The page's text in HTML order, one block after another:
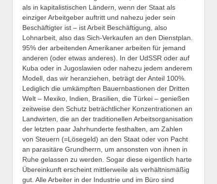
als in kapitalistischen Ländern, wenn der Staat als
einziger Arbeitgeber auftritt und nahezu jeder sein
Beschäftigter ist – ist Arbeit Beschäftigung, also
Lohnarbeit, also das Sich-Verkaufen an den Dienstplan.
95% der arbeitenden Amerikaner arbeiten für jemand
anderen (oder etwas anderes). In der UdSSR oder auf
Kuba oder in Jugoslawien oder nahezu jedem anderem
Modell, das wir heranziehen, beträgt der Anteil 100%.
Lediglich die umkämpften Bauernbastionen der Dritten
Welt – Mexiko, Indien, Brasilien, die Türkei – genießen
zeitweise den Schutz beträchtlicher Konzentrationen an
Landwirten, die an der traditionellen Arbeitsorganisation
der letzten paar Jahrhunderte festhalten, am Zahlen
von Steuern (=Lösegeld) an den Staat oder von Pacht
an parasitäre Grundherrn, um ansonsten von ihnen in
Ruhe gelassen zu werden. Sogar diese eigentlich harte
Übereinkunft erscheint mittlerweile als verhältnismäßig
gut. Alle Arbeiter in der Industrie und im Büro sind